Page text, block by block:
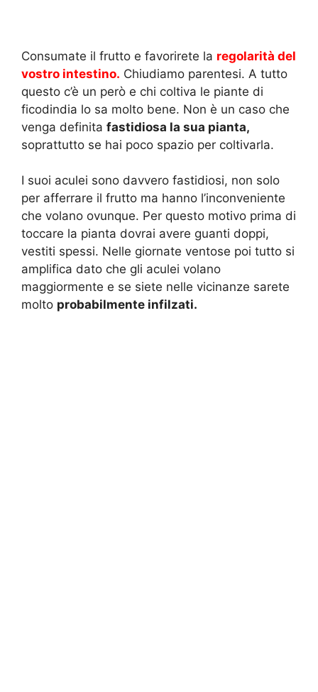
Consumate il frutto e favorirete la regolarità del
vostro intestino. Chiudiamo parentesi. A tutto
questo c’è un però e chi coltiva le piante di
ficodindia lo sa molto bene. Non è un caso che
venga definita fastidiosa la sua pianta,
soprattutto se hai poco spazio per coltivarla.
I suoi aculei sono davvero fastidiosi, non solo
per afferrare il frutto ma hanno l’inconveniente
che volano ovunque. Per questo motivo prima di
toccare la pianta dovrai avere guanti doppi,
vestiti spessi. Nelle giornate ventose poi tutto si
amplifica dato che gli aculei volano
maggiormente e se siete nelle vicinanze sarete
molto probabilmente infilzati.